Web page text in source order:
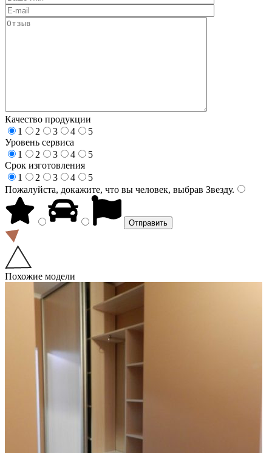
Качество продукции
1
2 3 4
5
Уровень сервиса
1
2 3 4
5
Срок изготовления
1
2 3 4
5
Пожалуйста, докажите, что вы человек, выбрав Звезду.
Похожие модели